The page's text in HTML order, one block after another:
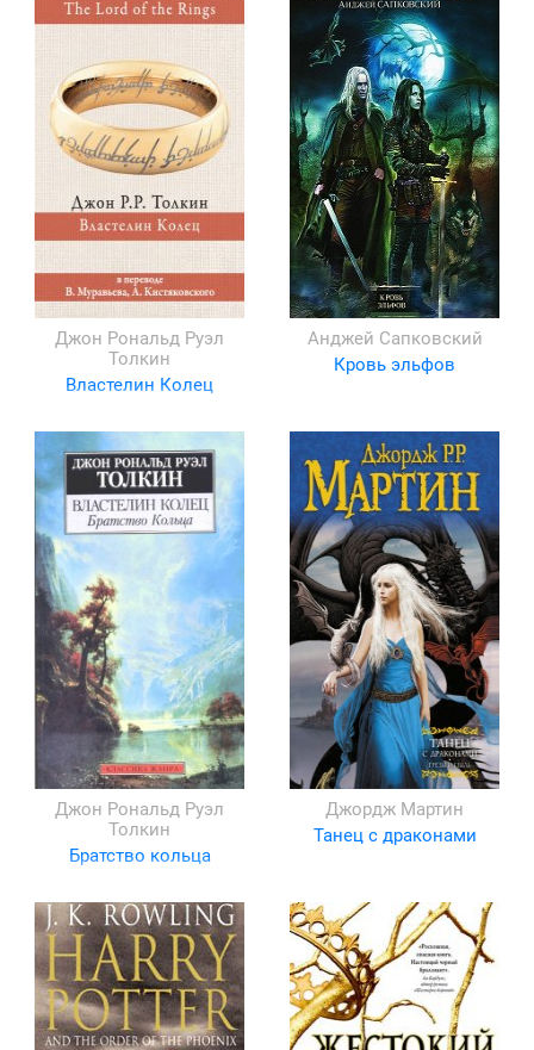
Джон Рональд Руэл
Толкин
Властелин Колец
Анджей Сапковский
Кровь эльфов
Джон Рональд Руэл
Толкин
Братство кольца
Джордж Мартин
Танец с драконами